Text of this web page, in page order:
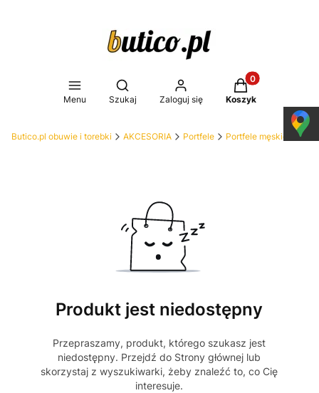
Menu
Otwórz wyszukiwarkę
Szukaj Zaloguj się
Produkty w
Koszyk
Butico.pl obuwie i torebki AKCESORIA Portfele Portfele męskie
Produkt jest niedostępny
Przepraszamy, produkt, którego szukasz jest
niedostępny. Przejdź do Strony głównej lub
skorzystaj z wyszukiwarki, żeby znaleźć to, co Cię
interesuje.